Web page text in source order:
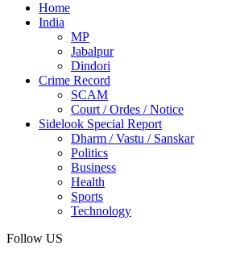
Home
India
MP
Jabalpur
Dindori
Crime Record
SCAM
Court / Ordes / Notice
Sidelook Special Report
Dharm / Vastu / Sanskar
Politics
Business
Health
Sports
Technology
Follow US